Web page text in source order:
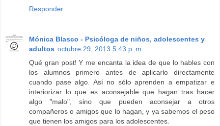
Responder
Mónica Blasco - Psicóloga de niños, adolescentes y
adultos octubre 29, 2013 5:43 p. m.
Qué gran post! Y me encanta la idea de que lo hables con
los alumnos primero antes de aplicarlo directamente
cuando pase algo. Así no sólo aprenden a empatizar e
interiorizar lo que es aconsejable que hagan tras hacer
algo "malo", sino que pueden aconsejar a otros
compañeros o amigos que lo hagan, y ya sabemos el peso
que tienen los amigos para los adolescentes.